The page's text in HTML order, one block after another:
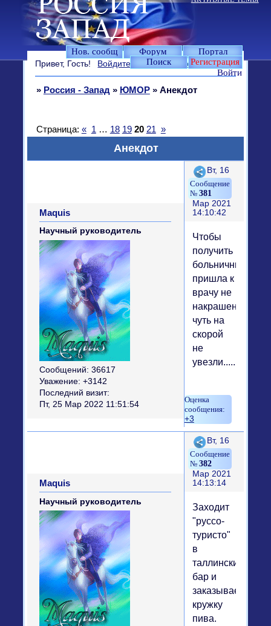
Нов. сообщ Форум
Портал
Поиск
Регистрация
Войти
Привет, Гость! Войдите илизарегистрируйтесь.
» Россия - Запад » ЮМОР » Анекдот
Анекдот
Страница: « 1 … 18 19 20 21 »
Поделиться
381
Вт, 16
Мар 2021
14:10:42
Maquis
Научный руководитель
Сообщений: 36617
Уважение: +3142
Последний визит:
Пт, 25 Мар 2022 11:51:54
Чтобы
получить
больничный…
пришла к
врачу не
накрашенной…
чуть на
скорой
не
увезли.....
+3
Поделиться
382
Вт, 16
Мар 2021
14:13:14
Maquis
Научный руководитель
Заходит
"руссо-
туристо"
в
таллинский
бар и
заказывает
кружку
пива.